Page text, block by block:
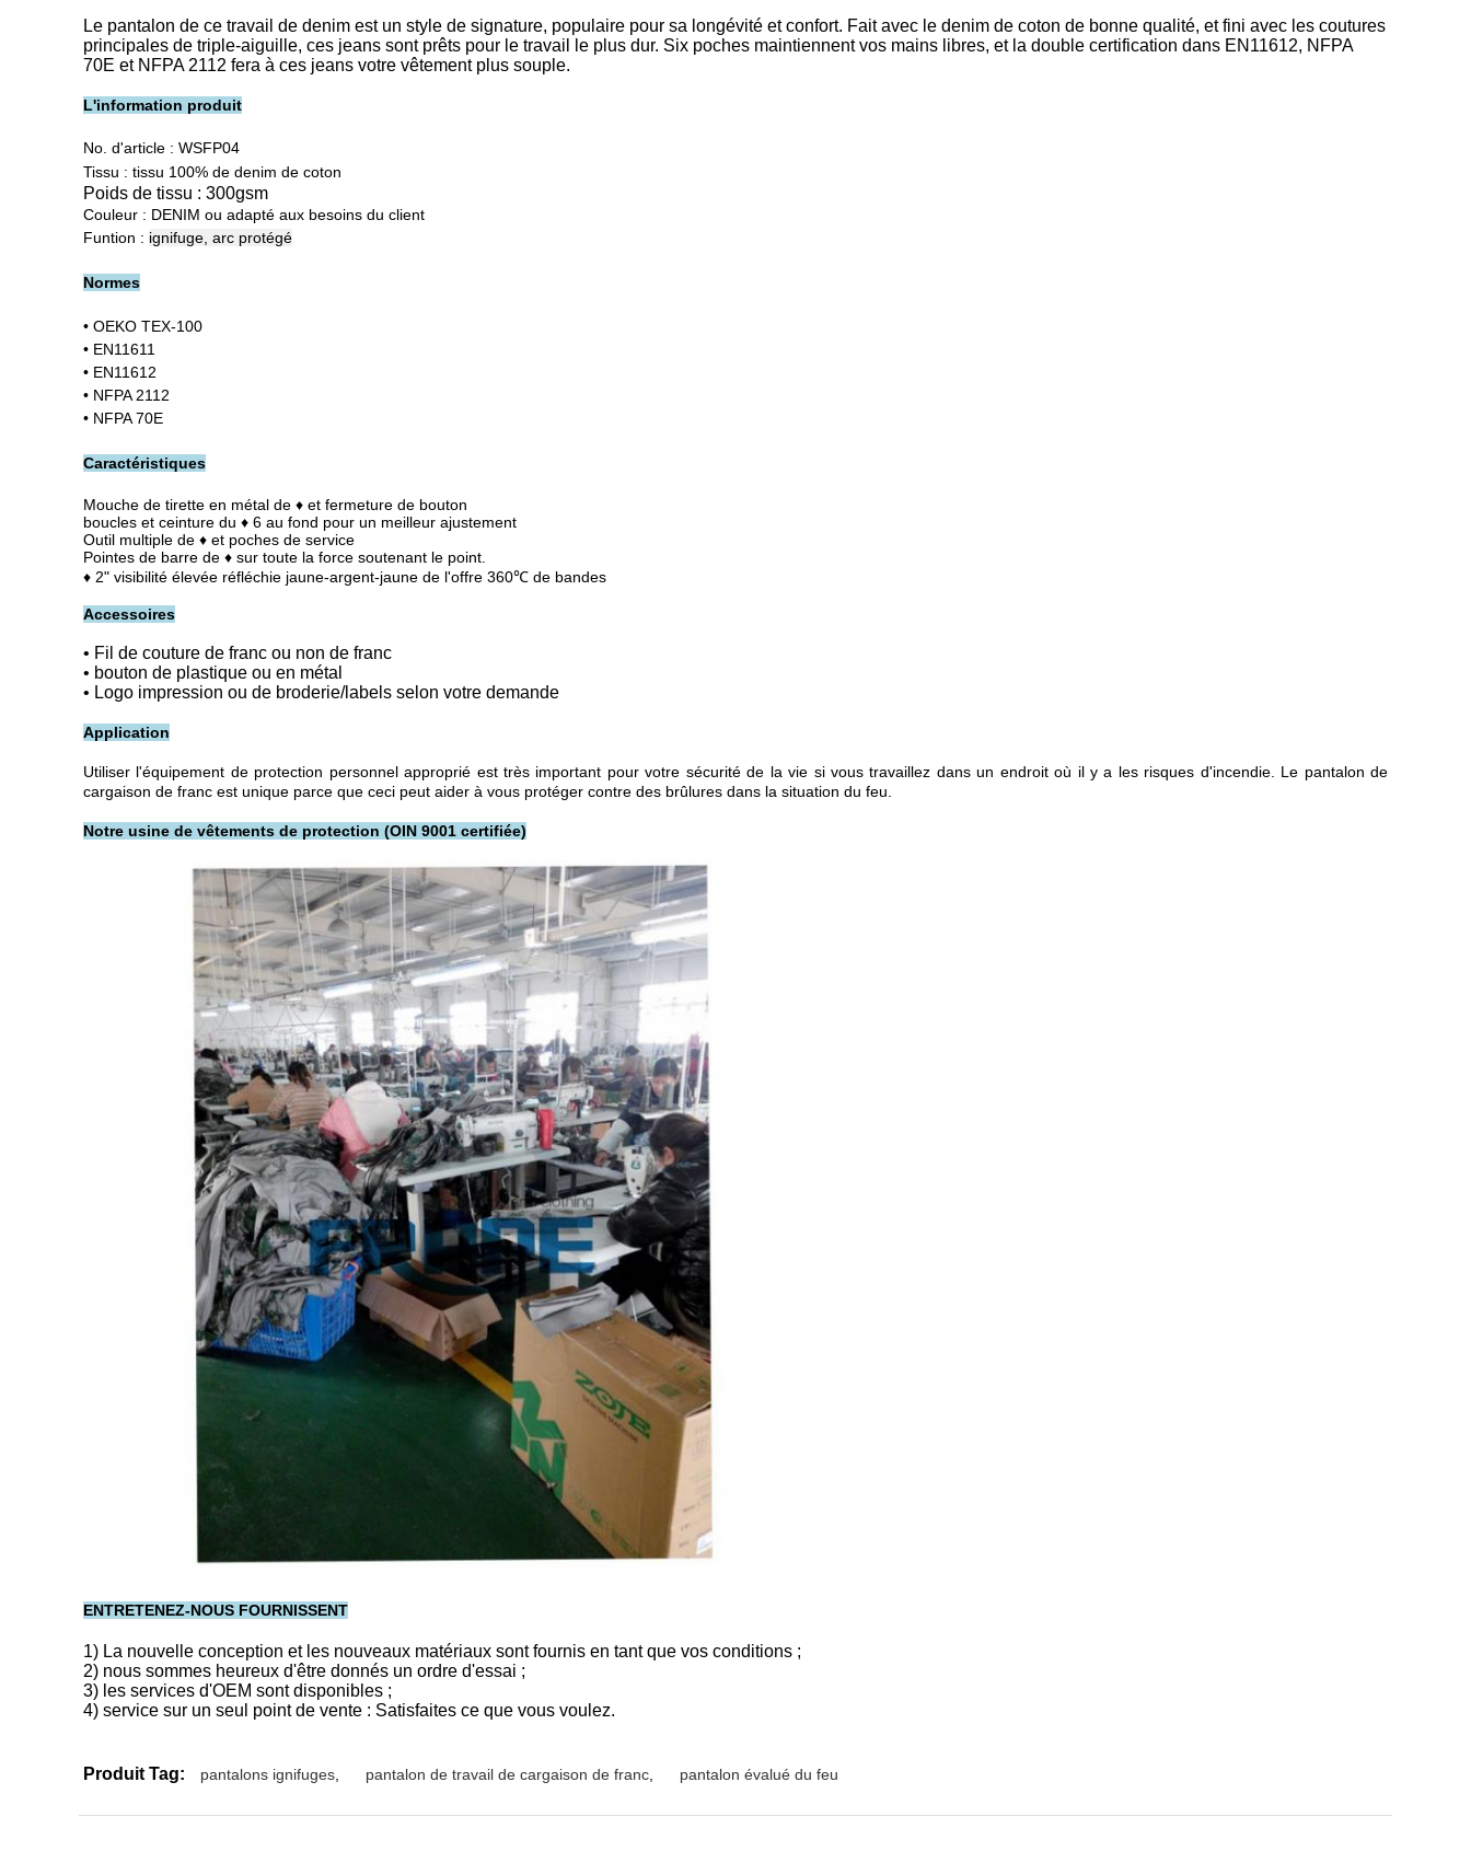
Le pantalon de ce travail de denim est un style de signature, populaire pour sa longévité et confort. Fait avec le denim de coton de bonne qualité, et fini avec les coutures
principales de triple-aiguille, ces jeans sont prêts pour le travail le plus dur. Six poches maintiennent vos mains libres, et la double certification dans EN11612, NFPA
70E et NFPA 2112 fera à ces jeans votre vêtement plus souple.
L'information produit
No. d'article : WSFP04
Tissu : tissu 100% de denim de coton
Poids de tissu : 300gsm
Couleur : DENIM ou adapté aux besoins du client
Funtion : ignifuge, arc protégé
Normes
• OEKO TEX-100
• EN11611
• EN11612
• NFPA 2112
• NFPA 70E
Caractéristiques
Mouche de tirette en métal de ♦ et fermeture de bouton
boucles et ceinture du ♦ 6 au fond pour un meilleur ajustement
Outil multiple de ♦ et poches de service
Pointes de barre de ♦ sur toute la force soutenant le point.
♦ 2" visibilité élevée réfléchie jaune-argent-jaune de l'offre 360℃ de bandes
Accessoires
• Fil de couture de franc ou non de franc
• bouton de plastique ou en métal
• Logo impression ou de broderie/labels selon votre demande
Application
Utiliser l'équipement de protection personnel approprié est très important pour votre sécurité de la vie si vous travaillez dans un endroit où il y a les risques d'incendie. Le pantalon de
cargaison de franc est unique parce que ceci peut aider à vous protéger contre des brûlures dans la situation du feu.
Notre usine de vêtements de protection (OIN 9001 certifiée)
ENTRETENEZ-NOUS FOURNISSENT
1) La nouvelle conception et les nouveaux matériaux sont fournis en tant que vos conditions ;
2) nous sommes heureux d'être donnés un ordre d'essai ;
3) les services d'OEM sont disponibles ;
4) service sur un seul point de vente : Satisfaites ce que vous voulez.
Produit Tag: pantalons ignifuges pantalon de travail de cargaison de franc pantalon évalué du feu